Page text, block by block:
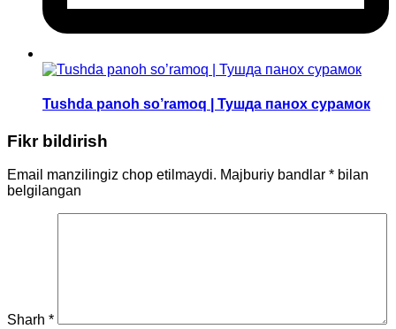
Tushda panoh so’ramoq | Тушда панох сурамок
Fikr bildirish
Email manzilingiz chop etilmaydi. Majburiy bandlar * bilan
belgilangan
Sharh *